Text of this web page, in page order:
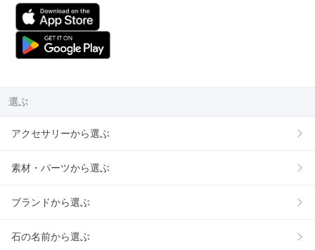
選ぶ
アクセサリーから選ぶ
素材・パーツから選ぶ
ブランドから選ぶ
石の名前から選ぶ